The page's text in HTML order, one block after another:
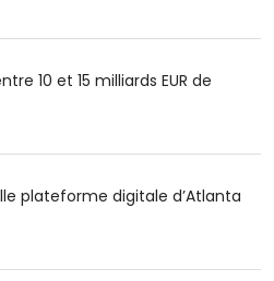
10 et 15 milliards EUR de
plateforme digitale d’Atlanta